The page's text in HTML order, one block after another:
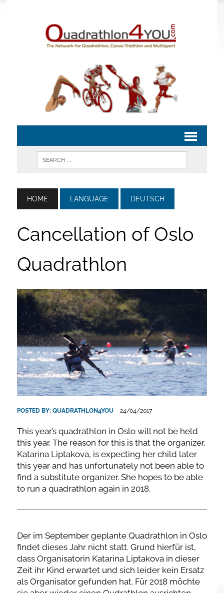
HOME LANGUAGE DEUTSCH
Cancellation of Oslo
Quadrathlon
POSTED BY: QUADRATHLON4YOU 24/04/2017
This year’s quadrathlon in Oslo will not be held
this year. The reason for this is that the organizer,
Katarina Liptakova, is expecting her child later
this year and has unfortunately not been able to
find a substitute organizer. She hopes to be able
to run a quadrathlon again in 2018.
Der im September geplante Quadrathlon in Oslo
findet dieses Jahr nicht statt. Grund hierfür ist,
dass Organisatorin Katarina Liptakova in dieser
Zeit ihr Kind erwartet und sich leider kein Ersatz
als Organisator gefunden hat. Für 2018 möchte